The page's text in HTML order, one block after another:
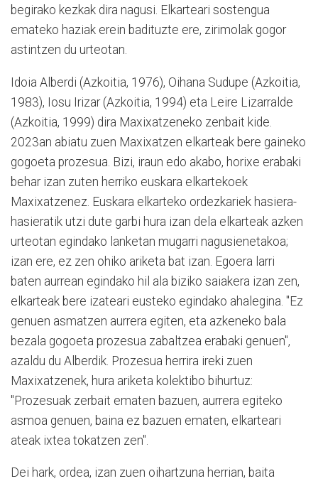
begirako kezkak dira nagusi. Elkarteari sostengua
emateko haziak erein badituzte ere, zirimolak gogor
astintzen du urteotan.
Idoia Alberdi (Azkoitia, 1976), Oihana Sudupe (Azkoitia,
1983), Iosu Irizar (Azkoitia, 1994) eta Leire Lizarralde
(Azkoitia, 1999) dira Maxixatzeneko zenbait kide.
2023an abiatu zuen Maxixatzen elkarteak bere gaineko
gogoeta prozesua. Bizi, iraun edo akabo, horixe erabaki
behar izan zuten herriko euskara elkartekoek
Maxixatzenez. Euskara elkarteko ordezkariek hasiera-
hasieratik utzi dute garbi hura izan dela elkarteak azken
urteotan egindako lanketan mugarri nagusienetakoa;
izan ere, ez zen ohiko ariketa bat izan. Egoera larri
baten aurrean egindako hil ala biziko saiakera izan zen,
elkarteak bere izateari eusteko egindako ahalegina. "Ez
genuen asmatzen aurrera egiten, eta azkeneko bala
bezala gogoeta prozesua zabaltzea erabaki genuen",
azaldu du Alberdik. Prozesua herrira ireki zuen
Maxixatzenek, hura ariketa kolektibo bihurtuz:
"Prozesuak zerbait ematen bazuen, aurrera egiteko
asmoa genuen, baina ez bazuen ematen, elkarteari
ateak ixtea tokatzen zen".
Dei hark, ordea, izan zuen oihartzuna herrian, baita